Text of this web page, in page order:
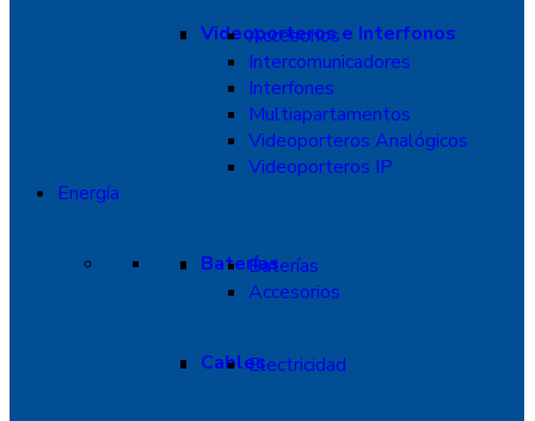
Videoporteros e Interfonos
Accesorios
Intercomunicadores
Interfones
Multiapartamentos
Videoporteros Analógicos
Videoporteros IP
Energía
BateríasBaterías
Accesorios
CablesElectricidad